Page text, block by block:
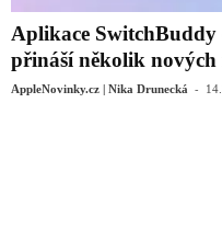
Aplikace
přináší několik
AppleNovinky.cz | Nika Drunecká -